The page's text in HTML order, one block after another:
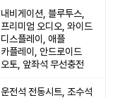
내비게이션, 블루투스,
프리미엄 오디오, 와이드
디스플레이, 애플
카플레이, 안드로이드
오토, 앞좌석 무선충전
운전석 전동시트, 조수석